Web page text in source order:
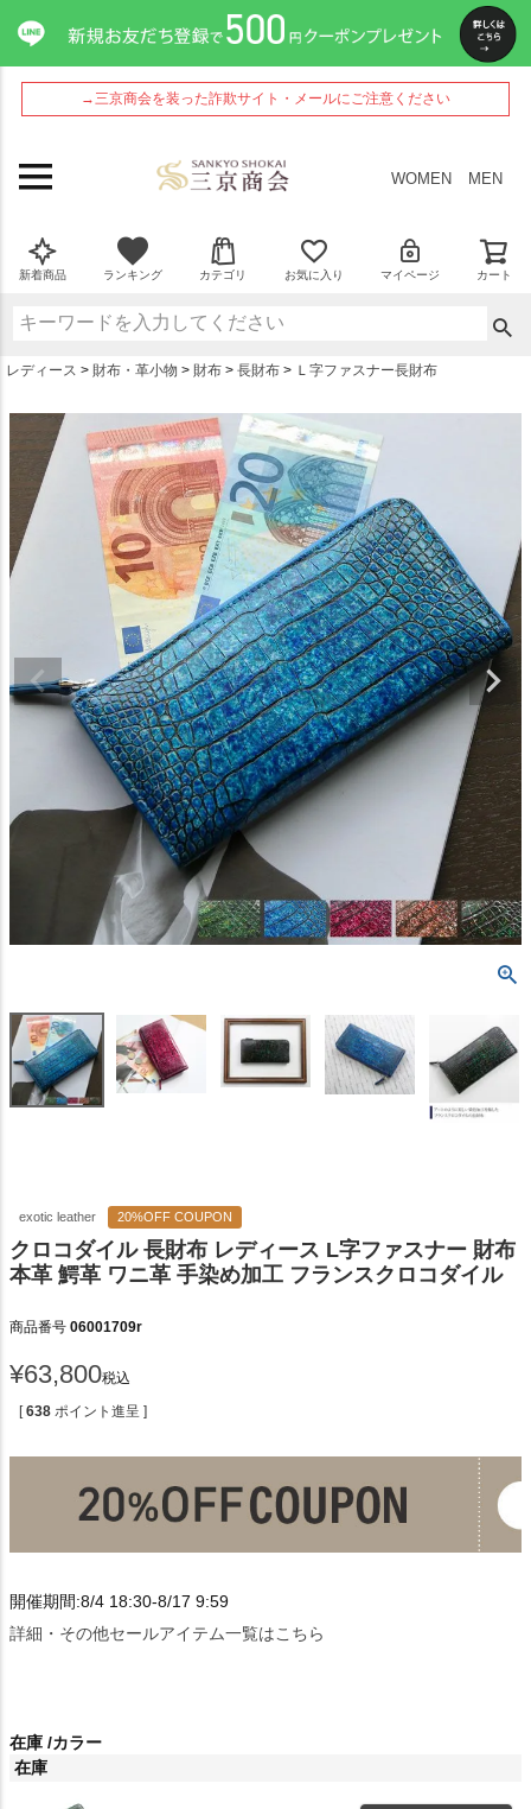
→三京商会を装った詐欺サイト・メールにご注意ください
WOMEN MEN
新着商品 ランキング カテゴリ お気に入り マイページ カート
レディース 財布・革小物 財布 長財布 Ｌ字ファスナー長財布
exotic leather 20%OFF COUPON
クロコダイル 長財布 レディース L字ファスナー 財布
本革 鰐革 ワニ革 手染め加工 フランスクロコダイル
商品番号 06001709r
¥63,800税込
[ 638 ポイント進呈 ]
開催期間:8/4 18:30-8/17 9:59
詳細・その他セールアイテム一覧はこちら
在庫 カラー
在庫
ペー
ジト
ップ
へ